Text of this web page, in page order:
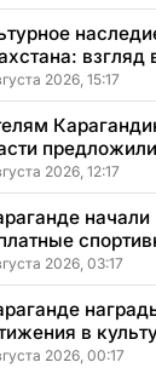
взгляд
2026, 15:17
предложили
обучение
2026, 12:17
начали
для детей с
2026, 03:17
в
5 лауреатам
2026, 00:17